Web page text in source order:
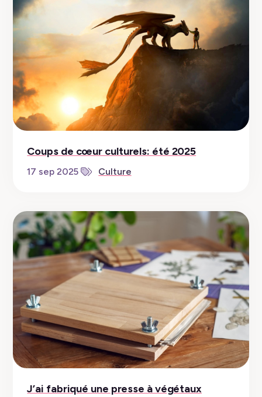
Coups de cœur culturels: été 2025
17 sep 2025 Culture
J’ai fabriqué une presse à végétaux